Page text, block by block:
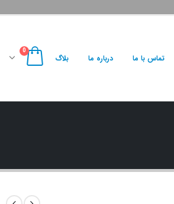
تماس با ما درباره ما بلاگ
0